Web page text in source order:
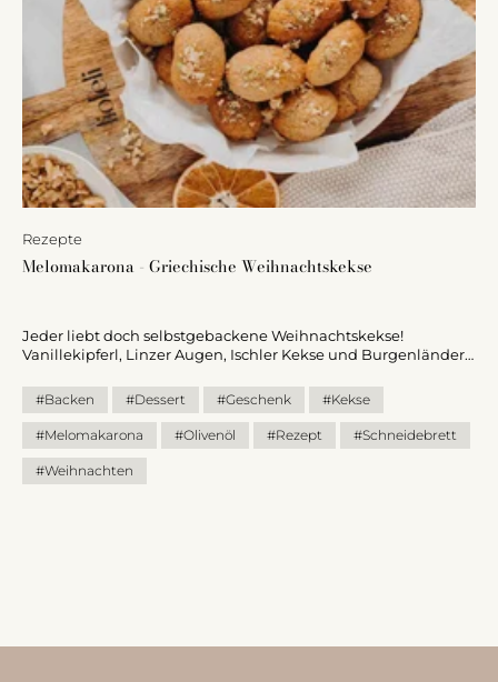
Rezepte
Melomakarona - Griechische Weihnachtskekse
Jeder liebt doch selbstgebackene Weihnachtskekse!
Vanillekipferl, Linzer Augen, Ischler Kekse und Burgenländer
hingegen kannte ich noch gar nicht. Woher auch, schließlich
sind das griechische Weihnachtskekse.
#Backen #Dessert #Geschenk #Kekse
#Melomakarona #Olivenöl #Rezept #Schneidebrett
#Weihnachten